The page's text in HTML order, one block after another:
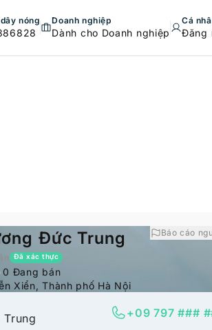
nóng Doanh nghiệp
Dành cho Doanh nghiệp
Cá
Đăng
Đức Trung
Đã xác thực
Báo cáo
0 Đang bán
Xiển, Thành phố Hà Nội
+09 797 ###